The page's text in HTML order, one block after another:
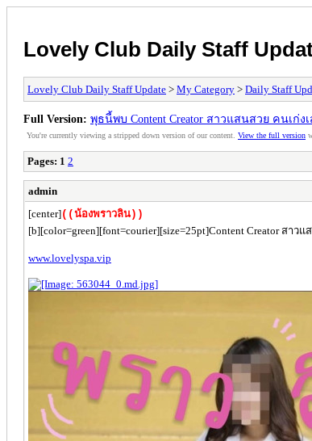
Lovely Club Daily Staff
Lovely Club Daily Staff Update > My Category > Daily Staff
Full Version: พุธนี้พบ Content Creator สาวแสนสวย คนเก่
You're currently viewing a stripped down version of our content. View the full version
Pages: 1 2
admin
[center]((น้องพราวลิน))
[b][color=green][font=courier][size=25pt]Content Creator ส
www.lovelyspa.vip